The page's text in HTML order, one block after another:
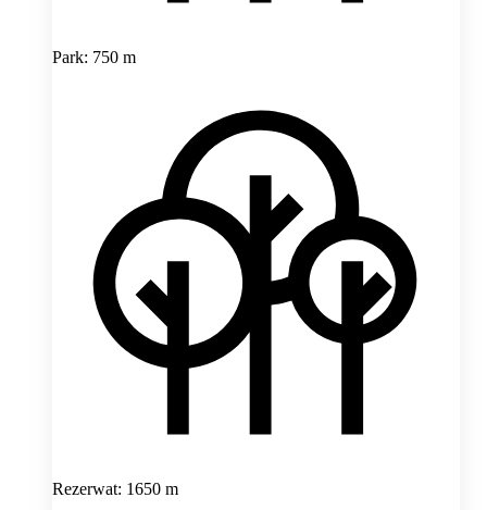
Park: 750 m
Rezerwat: 1650 m